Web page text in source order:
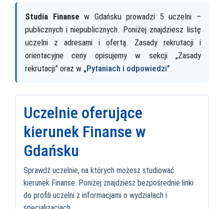
Studia Finanse w Gdańsku prowadzi 5 uczelni –
publicznych i niepublicznych. Poniżej znajdziesz listę
uczelni z adresami i ofertą. Zasady rekrutacji i
orientacyjne ceny opisujemy w sekcji „Zasady
rekrutacji” oraz w „Pytaniach i odpowiedzi”.
Uczelnie oferujące
kierunek Finanse w
Gdańsku
Sprawdź uczelnie, na których możesz studiować
kierunek Finanse. Poniżej znajdziesz bezpośrednie linki
do profili uczelni z informacjami o wydziałach i